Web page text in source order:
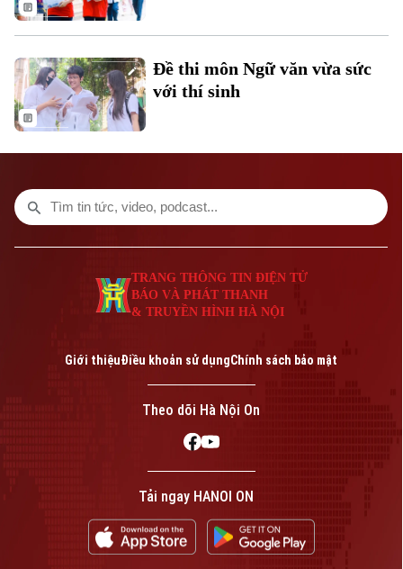
phép số: Số 63/GP-TTDT, cấp ngày 10/05/2023
TRANG THÔNG TIN ĐIỆN TỬ
CỦA CƠ QUAN BÁO VÀ PHÁT THANH TRUYỀN HÌNH HÀ NỘI
Số 3-5 Huỳnh Thúc Kháng-Phường Láng-Hà Nội
Đề thi môn Ngữ văn vừa sức
với thí sinh
TRANG THÔNG TIN ĐIỆN TỬ
BÁO VÀ PHÁT THANH
& TRUYỀN HÌNH HÀ NỘI
Giới thiệuĐiều khoản sử dụngChính sách bảo mật
Theo dõi Hà Nội On
Tải ngay HANOI ON